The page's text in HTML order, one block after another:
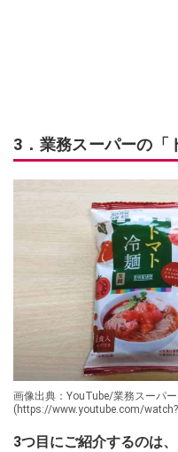
3．業務スーパーの「
画像出典：YouTube/業務スーパ
(https://www.youtube.com/
3つ目にご紹介するのは